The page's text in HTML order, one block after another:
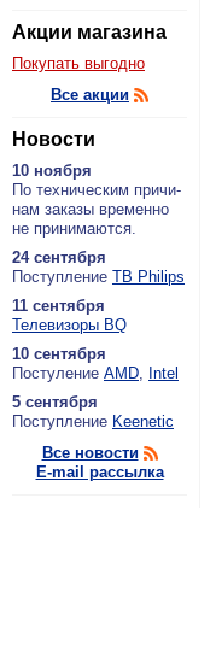
Акции магазина
Покупать выгодно
Все акции
Новости
10 ноября
По тех­ни­че­ским при­чи­
нам за­ка­зы вре­мен­но
не при­ни­ма­ют­ся.
24 сентября
По­ступ­ле­ние ТВ Philips
11 сентября
Теле­ви­зо­ры BQ
10 сентября
По­сту­ле­ние AMD, Intel
5 сентября
По­ступ­ле­ние Keenetic
Все новости
E-mail рассылка